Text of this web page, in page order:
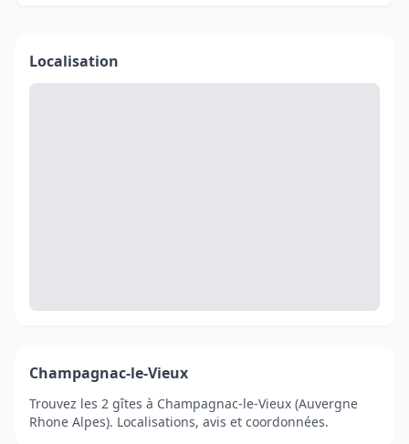
Localisation
Champagnac-le-Vieux
Trouvez les 2 gîtes à Champagnac-le-Vieux (Auvergne
Rhone Alpes). Localisations, avis et coordonnées.